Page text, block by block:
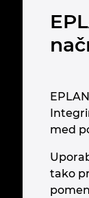
med
tako